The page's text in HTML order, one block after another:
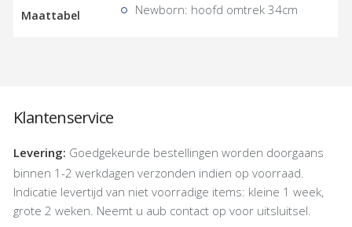
Maattabel Newborn: hoofd omtrek 34cm
Klantenservice
Levering: Goedgekeurde bestellingen worden doorgaans
binnen 1-2 werkdagen verzonden indien op voorraad.
Indicatie levertijd van niet voorradige items: kleine 1 week,
grote 2 weken. Neemt u aub contact op voor uitsluitsel.